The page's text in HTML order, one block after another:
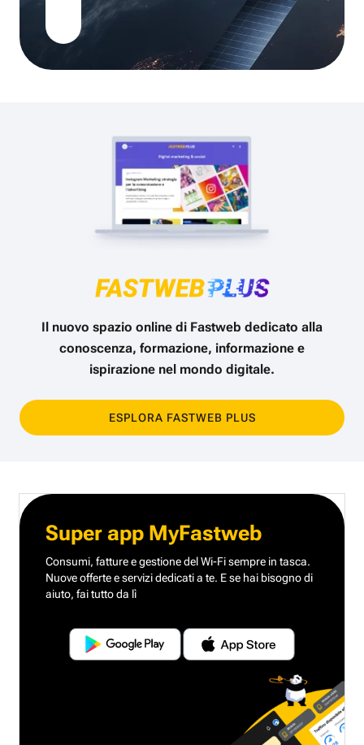
Il nuovo spazio online di Fastweb dedicato alla
conoscenza, formazione, informazione e
ispirazione nel mondo digitale.
ESPLORA FASTWEB PLUS
Super app MyFastweb
Consumi, fatture e gestione del Wi-Fi sempre in tasca.
Nuove offerte e servizi dedicati a te. E se hai bisogno di
aiuto, fai tutto da lì